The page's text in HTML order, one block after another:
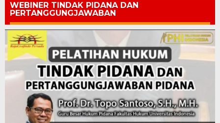
WEBINER TINDAK PIDANA DAN
PERTANGGUNGJAWABAN